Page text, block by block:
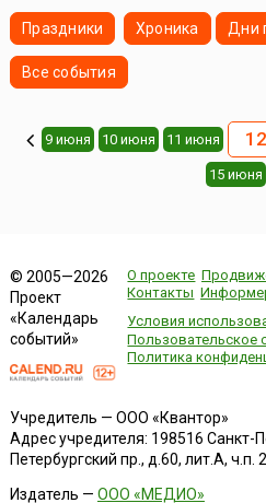
Праздники Хроника Дни
Все события
9 июня 10 июня 11 июня
15 июня
© 2005—2026
Проект
«Календарь
событий»
О проекте
Контакты
Условия
Пользовательское
Политика
Учредитель — ООО «Квантор»
Адрес учредителя: 198516 Санкт-
Петербургский пр., д.60, лит.А, ч.п.
Издатель — ООО «МЕДИО»